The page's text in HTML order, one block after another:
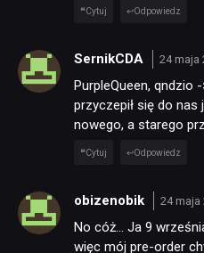
JUŻ
SKLEP
Cytuj Odpowiedz
SernikCDA 24 maja
PurpleQueen, qndzio
przyczepił się do
nowego, a starego
Cytuj Odpowiedz
obizenobik 24 maja
No cóż… Ja 9
więc mój pre-order